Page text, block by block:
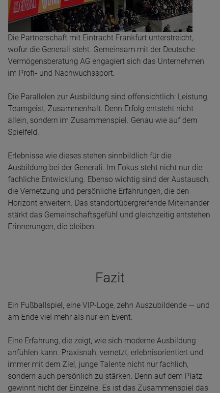
Die Partnerschaft mit Eintracht Frankfurt unterstreicht,
wofür die Generali steht. Gemeinsam mit der Deutsche
Vermögensberatung AG engagiert sich das Unternehmen
im Profi- und Nachwuchssport.
Die Parallelen zur Ausbildung sind offensichtlich: Leistung,
Teamgeist, Zusammenhalt. Denn Erfolg entsteht nicht
allein, sondern im Zusammenspiel. Genau wie auf dem
Spielfeld.
Erlebnisse wie dieses stehen sinnbildlich für die
Ausbildung bei der Generali. Im Fokus steht nicht nur die
fachliche Entwicklung. Ebenso wichtig sind der Austausch,
die Vernetzung und persönliche Erfahrungen, die den
Horizont erweitern. Das standortübergreifende Miteinander
stärkt das Gemeinschaftsgefühl und gleichzeitig entstehen
Erinnerungen, die bleiben.
Fazit
Ein Fußballspiel, eine VIP-Loge, zehn Auszubildende — und
am Ende viel mehr als nur ein Event.
Eine Erfahrung, die zeigt, wie sich moderne Ausbildung
anfühlen kann. Praxisnah, vernetzt, erlebnisorientiert und
immer mit dem Ziel, junge Talente nicht nur fachlich,
sondern auch persönlich zu stärken. Denn auf dem Platz
gewinnt nicht der Einzelne. Es ist das Zusammenspiel das